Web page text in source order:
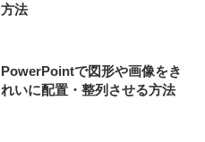
方法
PowerPointで図形や画像をき
れいに配置・整列させる方法